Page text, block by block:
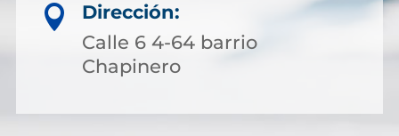

Dirección:
Calle 6 4-64 barrio
Chapinero